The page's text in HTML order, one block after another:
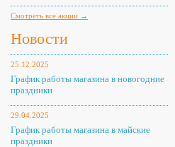
Смотреть все акции →
Новости
25.12.2025
График работы магазина в новогодние
праздники
29.04.2025
График работы магазина в майские
праздники